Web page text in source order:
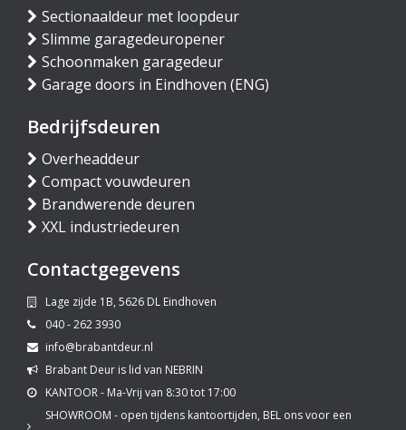
Sectionaaldeur met loopdeur
Slimme garagedeuropener
Schoonmaken garagedeur
Garage doors in Eindhoven (ENG)
Bedrijfsdeuren
Overheaddeur
Compact vouwdeuren
Brandwerende deuren
XXL industriedeuren
Contactgegevens
Lage zijde 1B, 5626 DL Eindhoven
040 - 262 3930
info@brabantdeur.nl
Brabant Deur is lid van NEBRIN
KANTOOR - Ma-Vrij van 8:30 tot 17:00
SHOWROOM - open tijdens kantoortijden, BEL ons voor een